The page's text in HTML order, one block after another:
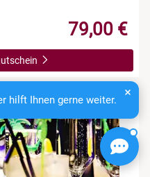
79,00 €
hilft Ihnen gerne weiter.